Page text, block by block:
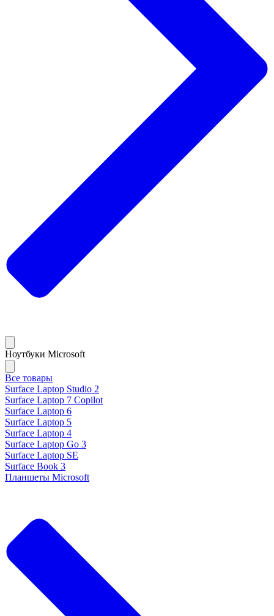
Ноутбуки Microsoft
Все товары
Surface Laptop Studio 2
Surface Laptop 7 Copilot
Surface Laptop 6
Surface Laptop 5
Surface Laptop 4
Surface Laptop Go 3
Surface Laptop SE
Surface Book 3
Планшеты Microsoft